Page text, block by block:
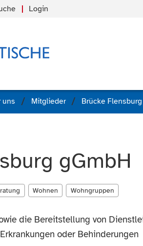
Login
uns Mitglieder Brücke
gGmbH
Wohnen Wohngruppen
die Bereitstellung von
oder Behinderungen